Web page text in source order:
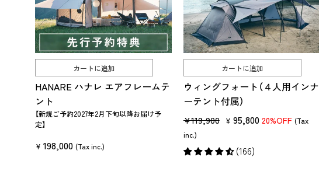
カートに追加
HANARE ハナレ エアフレームテ
ント
【新規ご予約2027年2月下旬以降お届け予
定】
¥ 198,000 (Tax inc.)
カートに追加
ウィングフォート（４人用インナ
ーテント付属）
販
売
価
¥119,900 セ
ル
¥ 95,800 20%OFF (Tax
inc.)
(166)